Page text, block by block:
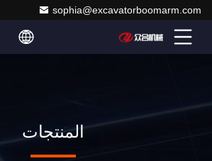
sophia@excavatorboomarm.com
المنتجات